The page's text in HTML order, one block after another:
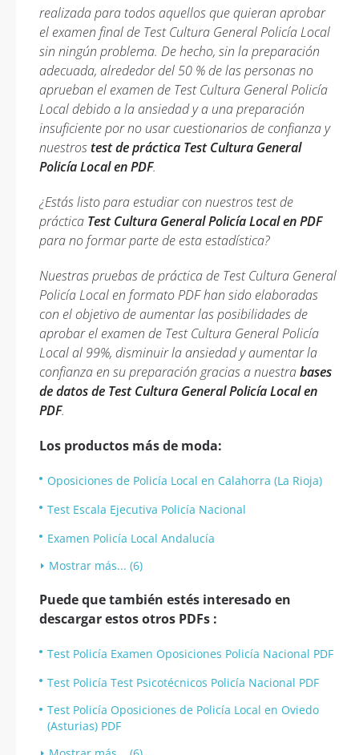
realizada para todos aquellos que quieran aprobar
el examen final de Test Cultura General Policía Local
sin ningún problema. De hecho, sin la preparación
adecuada, alrededor del 50 % de las personas no
aprueban el examen de Test Cultura General Policía
Local debido a la ansiedad y a una preparación
insuficiente por no usar cuestionarios de confianza y
nuestros test de práctica Test Cultura General
Policía Local en PDF.
¿Estás listo para estudiar con nuestros test de
práctica Test Cultura General Policía Local en PDF
para no formar parte de esta estadística?
Nuestras pruebas de práctica de Test Cultura General
Policía Local en formato PDF han sido elaboradas
con el objetivo de aumentar las posibilidades de
aprobar el examen de Test Cultura General Policía
Local al 99%, disminuir la ansiedad y aumentar la
confianza en su preparación gracias a nuestrabases
de datos de Test Cultura General Policía Local en
PDF.
Los productos más de moda:
Oposiciones de Policía Local en Calahorra (La Rioja)
Test Escala Ejecutiva Policía Nacional
Examen Policía Local Andalucía
Mostrar más... (6)
Puede que también estés interesado en
descargar estos otros PDFs :
Test Policía Examen Oposiciones Policía Nacional PDF
Test Policía Test Psicotécnicos Policía Nacional PDF
Test Policía Oposiciones de Policía Local en Oviedo
(Asturias) PDF